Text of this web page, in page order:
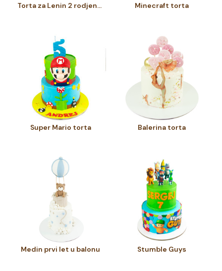
Torta za Lenin 2 rodjendan Minecraft torta
Super Mario torta Balerina torta
Medin prvi let u balonu Stumble Guys